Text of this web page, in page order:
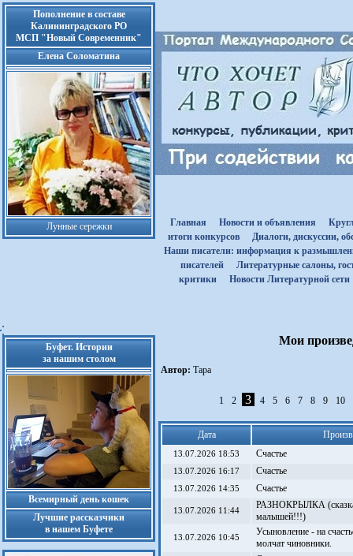
Пополнение в составе
Калининградского РО
МСП "Новый Современник"
Елена Соломатина
Лунные сережки Главная Новости и объявления
итоги конкурсов
Диалоги, дискуссии,
Наши писатели: информация к
писателей
Литературные салоны,
критики
Новости Литературной сети
Буфет. Истории
за нашим столом
Всемирный день кошек
Лучшие рассказчики
в нашем Буфете
Мои
Автор: Тара
1 2 3 4 5 6 7 8 9 10
Дата
13.07.2026 18:53 Счастье
13.07.2026 16:17 Счастье
13.07.2026 14:35 Счастье
13.07.2026 11:44
РАЗНОКРЫЛКА
малышей!!!)
13.07.2026 10:45
Усыновление - на
молчат чиновники.